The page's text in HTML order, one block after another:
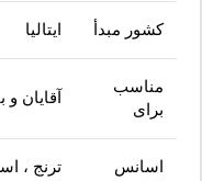
کشور مبدأ ایتالیا
مناسب
برای
آقایان و
اسانس
ترنج ،